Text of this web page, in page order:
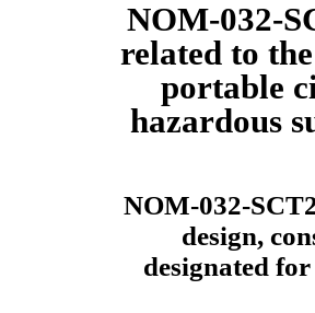
NOM-032-
related to
portable
hazardous
NOM-032-
design,
designated